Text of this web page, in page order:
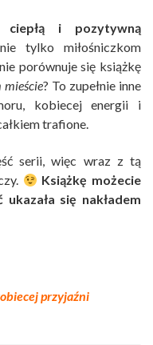
ciepłą i pozytywną
tylko miłośniczkom
porównuje się książkę
mieście? To zupełnie inne
kobiecej energii i
trafione.
serii, więc wraz z tą
Książkę możecie
ukazała się nakładem
przyjaźni